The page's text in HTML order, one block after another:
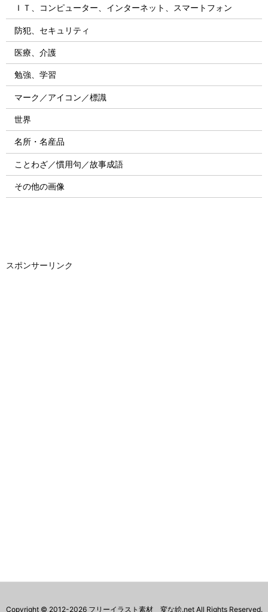
ＩＴ、コンピューター、インターネット、スマートフォン
防犯、セキュリティ
医療、介護
勉強、学習
マーク／アイコン／標識
世界
名所・名産品
ことわざ／慣用句／故事成語
その他の画像
スポンサーリンク
Copyright © 2012-2026 フリーイラスト素材 変な絵.netAll Rights Reserved.